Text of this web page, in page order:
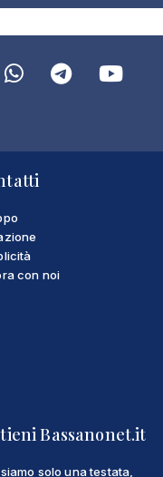
con noi
Bassanonet.it
solo una testata,